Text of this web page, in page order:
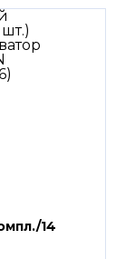
14